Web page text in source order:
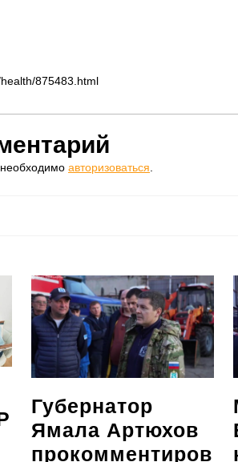
875483.html
авторизоваться.
Губернатор
Ямала Артюхов
прокомментиров